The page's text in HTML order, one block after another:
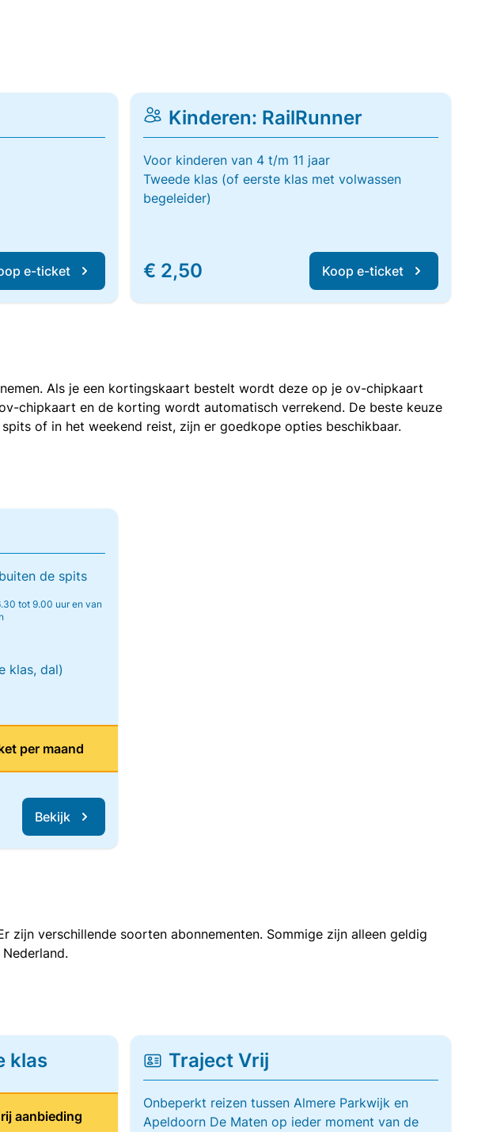
e-ticket
Kinderen: RailRunner
Voor kinderen van 4 t/m 11 jaar
Tweede klas (of eerste klas met volwassen
begeleider)
€ 2,50 Koop e-ticket
Als je een kortingskaart bestelt wordt deze op je ov-chipkaart
chipkaart en de korting wordt automatisch verrekend. De beste keuze
of in het weekend reist, zijn er goedkope opties beschikbaar.
de spits
tot 9.00 uur en van
klas, dal)
per maand
Bekijk
zijn verschillende soorten abonnementen. Sommige zijn alleen geldig
klas
aanbieding
Traject Vrij
Onbeperkt reizen tussen Almere Parkwijk en
Apeldoorn De Maten op ieder moment van de